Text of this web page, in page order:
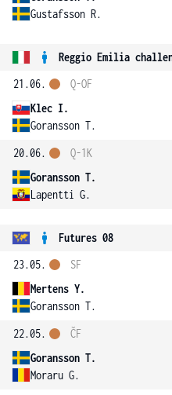
Gustafsson R.
Reggio Emilia
21.06.
Klec I.
Goransson T.
Q-OF
20.06.
Goransson T.
Lapentti G.
Q-1K
Futures 08
23.05.
Mertens Y.
Goransson T.
SF
22.05.
Goransson T.
Moraru G.
ČF